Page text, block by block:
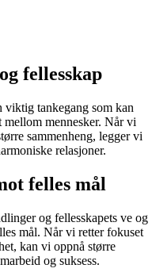
fellesskap
viktig tankegang som kan
mellom mennesker. Når vi
sammenheng, legger vi
relasjoner.
felles mål
og fellesskapets ve og
mål. Når vi retter fokuset
kan vi oppnå større
og suksess.